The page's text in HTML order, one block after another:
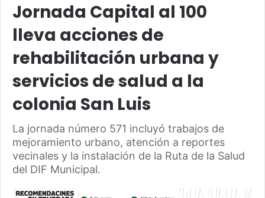
Jornada Capital al 100
lleva acciones de
rehabilitación urbana y
servicios de salud a la
colonia San Luis
La jornada número 571 incluyó trabajos de
mejoramiento urbano, atención a reportes
vecinales y la instalación de la Ruta de la Salud
del DIF Municipal.